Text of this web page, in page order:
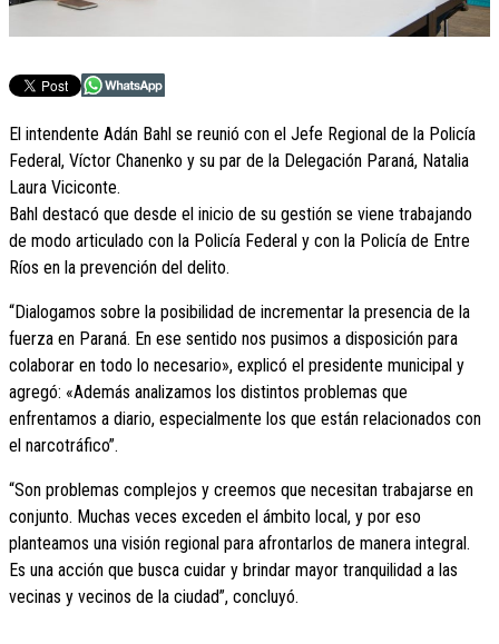
El intendente Adán Bahl se reunió con el Jefe Regional de la Policía
Federal, Víctor Chanenko y su par de la Delegación Paraná, Natalia
Laura Viciconte.
Bahl destacó que desde el inicio de su gestión se viene trabajando
de modo articulado con la Policía Federal y con la Policía de Entre
Ríos en la prevención del delito.
“Dialogamos sobre la posibilidad de incrementar la presencia de la
fuerza en Paraná. En ese sentido nos pusimos a disposición para
colaborar en todo lo necesario», explicó el presidente municipal y
agregó: «Además analizamos los distintos problemas que
enfrentamos a diario, especialmente los que están relacionados con
el narcotráfico”.
“Son problemas complejos y creemos que necesitan trabajarse en
conjunto. Muchas veces exceden el ámbito local, y por eso
planteamos una visión regional para afrontarlos de manera integral.
Es una acción que busca cuidar y brindar mayor tranquilidad a las
vecinas y vecinos de la ciudad”, concluyó.